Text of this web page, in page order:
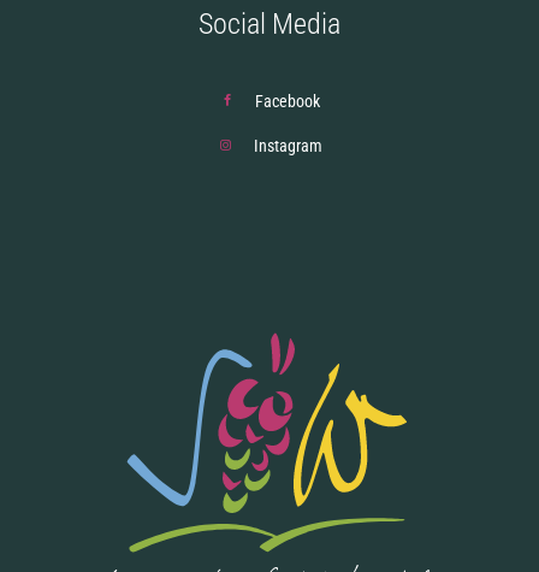
Social Media
Facebook
Instagram